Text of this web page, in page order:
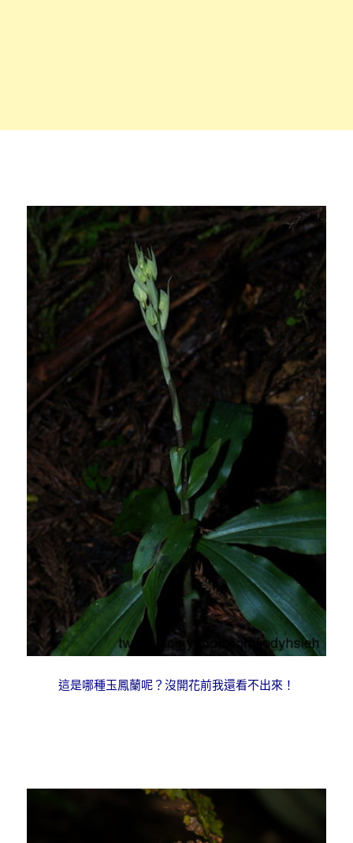
這是哪種玉鳳蘭呢？沒開花前我還看不出來！